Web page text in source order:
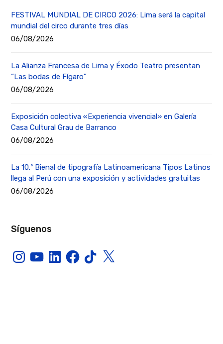
FESTIVAL MUNDIAL DE CIRCO 2026: Lima será la capital
mundial del circo durante tres días
06/08/2026
La Alianza Francesa de Lima y Éxodo Teatro presentan
“Las bodas de Fígaro”
06/08/2026
Exposición colectiva «Experiencia vivencial» en Galería
Casa Cultural Grau de Barranco
06/08/2026
La 10.ª Bienal de tipografía Latinoamericana Tipos Latinos
llega al Perú con una exposición y actividades gratuitas
06/08/2026
Síguenos
InstagramYouTubeLinkedInFacebook
TikTokX